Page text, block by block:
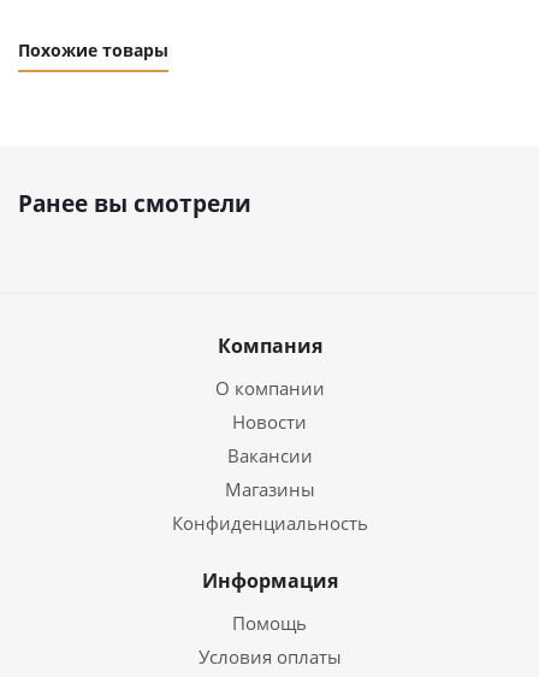
Похожие товары
Ранее вы смотрели
Компания
О компании
Новости
Вакансии
Магазины
Конфиденциальность
Информация
Помощь
Условия оплаты